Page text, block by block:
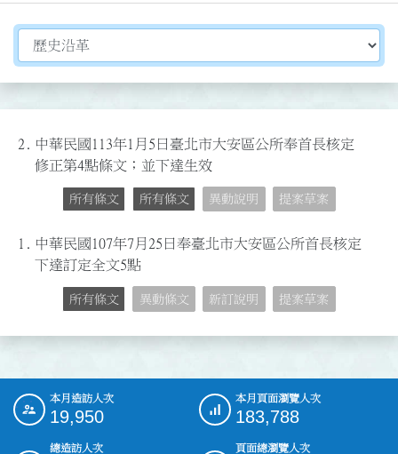
切換選擇法規資訊內容
2.
中華民國113年1月5日臺北市大安區公所奉首長核定
修正第4點條文；並下達生效
所有條文 所有條文 異動說明 提案草案
1. 中華民國107年7月25日奉臺北市大安區公所首長核定
下達訂定全文5點
所有條文 異動條文 新訂說明 提案草案
::: 本月造訪人次
19,950
本月頁面瀏覽人次
183,788
總造訪人次
頁面總瀏覽人次